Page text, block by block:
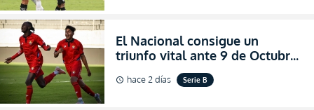
El Nacional consigue un
triunfo vital ante 9 de Octubre
para encender la fe en la
salvación
schedule hace 2 días Serie B